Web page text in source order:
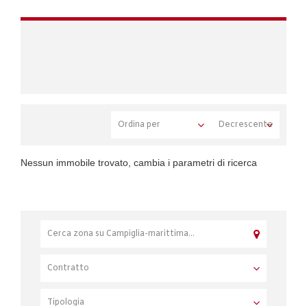
Nessun immobile trovato, cambia i parametri di ricerca